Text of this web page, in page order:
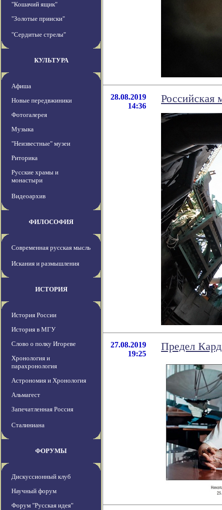
"Кошачий ящик"
"Золотые прииски"
"Сердитые стрелы"
КУЛЬТУРА
Афиша
Новые передвжиники
Фотогалерея
Музыка
"Неизвестные" музеи
Риторика
Русские храмы и
монастыри
Видеоархив
ФИЛОСОФИЯ
Современная русская мысль
Искания и размышления
ИСТОРИЯ
История России
История в МГУ
Слово о полку Игореве
Хронология и
парахронология
Астрономия и Хронология
Альмагест
Запечатленная Россия
Сталиниана
ФОРУМЫ
Дискуссионный клуб
Научный форум
Форум "Русская идея"
28.08.2019
14:36
Российская
27.08.2019
19:25
Предел